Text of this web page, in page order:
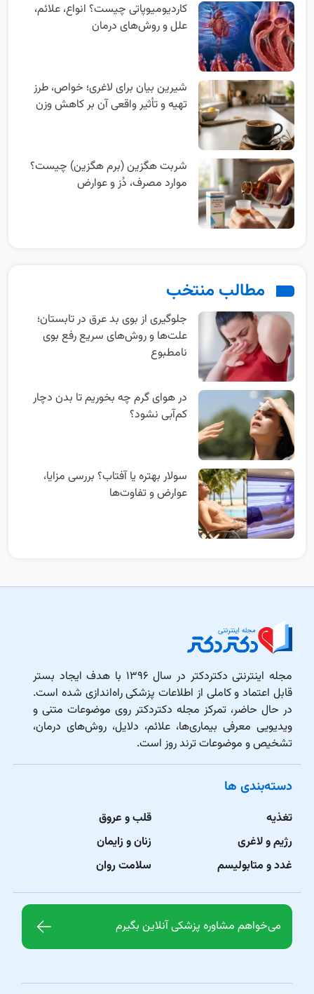
کاردیومیوپاتی چیست؟ انواع، علائم،
علل و روش‌های درمان
شیرین بیان برای لاغری؛ خواص، طرز
تهیه و تأثیر واقعی آن بر کاهش وزن
شربت هگزین (برم هگزین) چیست؟
موارد مصرف، دُز و عوارض
مطالب منتخب
جلوگیری از بوی بد عرق در تابستان؛
علت‌ها و روش‌های سریع رفع بوی
نامطبوع
در هوای گرم چه بخوریم تا بدن دچار
کم‌آبی نشود؟
سولار بهتره یا آفتاب؟ بررسی مزایا،
عوارض و تفاوت‌ها
مجله اینترنتی دکتردکتر در سال ۱۳۹۶ با هدف ایجاد بستر
قابل اعتماد و کاملی از اطلاعات پزشکی راه‌اندازی شده است.
در حال حاضر، تمرکز مجله دکتردکتر روی موضوعات متنی و
ویدیویی معرفی بیماری‌ها، علائم، دلایل، روش‌های درمان،
تشخیص و موضوعات ترند روز است.
دسته‌بندی ها
تغذیه
رژیم و لاغری
غدد و متابولیسم
قلب و عروق
زنان و زایمان
سلامت روان
می‌خواهم مشاوره پزشکی آنلاین بگیرم